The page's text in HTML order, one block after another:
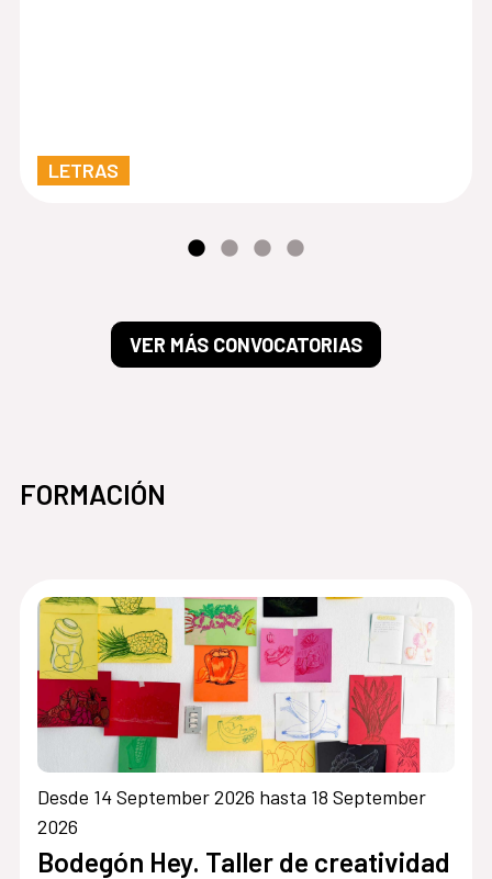
LETRAS
VER MÁS CONVOCATORIAS
FORMACIÓN
Desde 14 September 2026 hasta 18 September
2026
Bodegón Hey. Taller de creatividad